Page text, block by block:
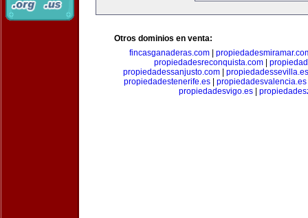
Otros dominios en venta:
fincasganaderas.com
propiedadesreconquista.com
propiedadessanjusto.com| propiedadessevilla.es
propiedadestenerife.es| propiedadesvalencia.es
propiedadesvigo.es|